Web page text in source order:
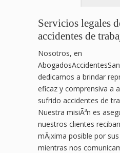
Servicios legales
accidentes de
Nosotros, en
dedicamos a brindar
eficaz y comprensiva a
sufrido accidentes de
Nuestra misiÃ³n es
nuestros clientes
mÃ¡xima posible por
mientras nos